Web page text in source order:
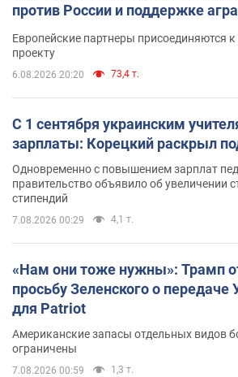
против России и поддержке
Европейские партнеры присоединяются
проекту
6.08.2026 20:20 73,4 т.
С 1 сентября украинским
зарплаты: Корецкий раскрыл
Одновременно с повышением зарплат
правительство объявило об увеличении
стипендий
7.08.2026 00:29 4,1 т.
«Нам они тоже нужны»: Трамп
просьбу Зеленского о передаче
для Patriot
Американские запасы отдельных видов
ограничены
7.08.2026 00:59 1,3 т.